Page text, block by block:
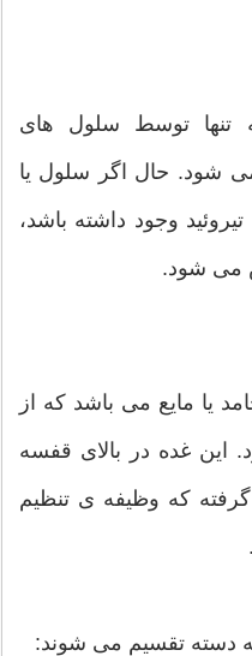
تنها توسط سلول های
شود. حال اگر سلول یا
وجود داشته باشد،
می شود.
یا مایع می باشد که از
این غده در بالای قفسه
که وظیفه ی تنظیم
دسته تقسیم می شوند: